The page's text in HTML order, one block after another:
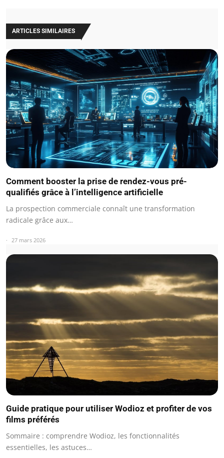
ARTICLES SIMILAIRES
Comment booster la prise de rendez-vous pré-
qualifiés grâce à l’intelligence artificielle
La prospection commerciale connaît une transformation
radicale grâce aux…
27 mars 2026
Guide pratique pour utiliser Wodioz et profiter de vos
films préférés
Sommaire : comprendre Wodioz, les fonctionnalités
essentielles, les astuces…